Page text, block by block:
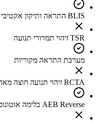
BLIS התראה ותיקון אקטיבי לרכב בשטח מת
TSR זיהוי תמרורי תנועה
מערכת התראה מקוריות
RCTA זיהוי תנועה חוצה מאחור
AEB Reverse בלימה אוטונומית בנסיעה לאחור